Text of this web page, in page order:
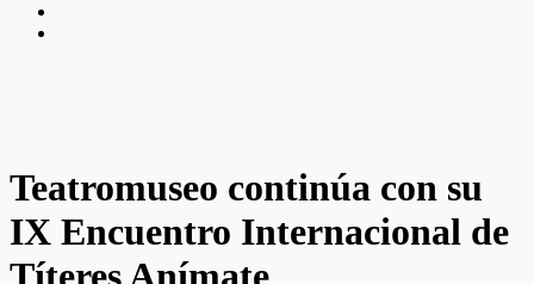
Teatromuseo continúa con su
IX Encuentro Internacional de
Títeres Anímate